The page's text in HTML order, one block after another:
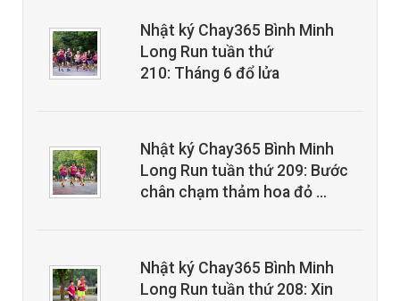
Nhật ký Chay365 Bình Minh
Long Run tuần thứ
210: Tháng 6 đổ lửa
Nhật ký Chay365 Bình Minh
Long Run tuần thứ 209: Bước
chân chạm thảm hoa đỏ …
Nhật ký Chay365 Bình Minh
Long Run tuần thứ 208: Xin